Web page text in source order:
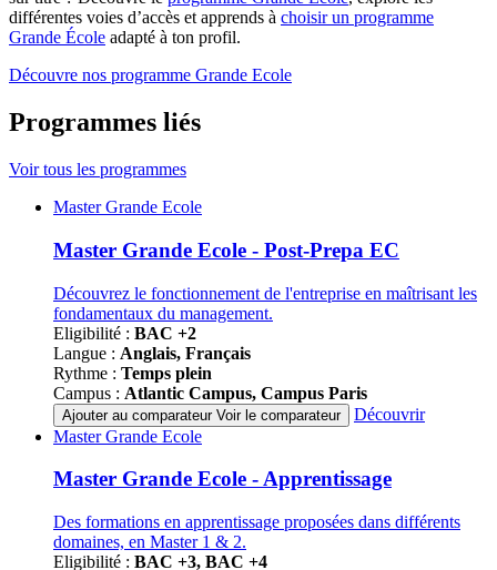
différentes voies d’accès et apprends à choisir un programme
Grande École adapté à ton profil.
Découvre nos programme Grande Ecole
Programmes liés
Voir tous les programmes
Famille
programmes
Master Grande Ecole
Master Grande Ecole - Post-Prepa EC
Découvrez le fonctionnement de l'entreprise en maîtrisant les
fondamentaux du management.
Eligibilité : BAC +2
Langue : Anglais, Français
Rythme : Temps plein
Campus : Atlantic Campus, Campus Paris
Ajouter au comparateur Voir le comparateur
Découvrir
Famille
programmes
Master Grande Ecole
Master Grande Ecole - Apprentissage
Des formations en apprentissage proposées dans différents
domaines, en Master 1 & 2.
Eligibilité : BAC +3, BAC +4